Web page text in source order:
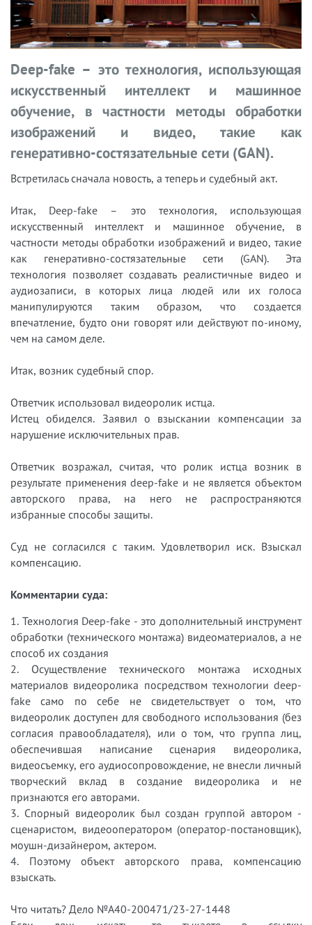
Deep-fake – это технология, использующая
искусственный интеллект и машинное
обучение, в частности методы обработки
изображений и видео, такие как
генеративно-состязательные сети (GAN).
Встретилась сначала новость, а теперь и судебный акт.
Итак, Deep-fake – это технология, использующая
искусственный интеллект и машинное обучение, в
частности методы обработки изображений и видео, такие
как генеративно-состязательные сети (GAN). Эта
технология позволяет создавать реалистичные видео и
аудиозаписи, в которых лица людей или их голоса
манипулируются таким образом, что создается
впечатление, будто они говорят или действуют по-иному,
чем на самом деле.
Итак, возник судебный спор.
Ответчик использовал видеоролик истца.
Истец обиделся. Заявил о взыскании компенсации за
нарушение исключительных прав.
Ответчик возражал, считая, что ролик истца возник в
результате применения deep-fake и не является объектом
авторского права, на него не распространяются
избранные способы защиты.
Суд не согласился с таким. Удовлетворил иск. Взыскал
компенсацию.
Комментарии суда:
1. Технология Deep-fake - это дополнительный инструмент
обработки (технического монтажа) видеоматериалов, а не
способ их создания
2. Осуществление технического монтажа исходных
материалов видеоролика посредством технологии deep-
fake само по себе не свидетельствует о том, что
видеоролик доступен для свободного использования (без
согласия правообладателя), или о том, что группа лиц,
обеспечившая написание сценария видеоролика,
видеосъемку, его аудиосопровождение, не внесли личный
творческий вклад в создание видеоролика и не
признаются его авторами.
3. Спорный видеоролик был создан группой автором -
сценаристом, видеооператором (оператор-постановщик),
моушн-дизайнером, актером.
4. Поэтому объект авторского права, компенсацию
взыскать.
Что читать? Дело №А40-200471/23-27-1448